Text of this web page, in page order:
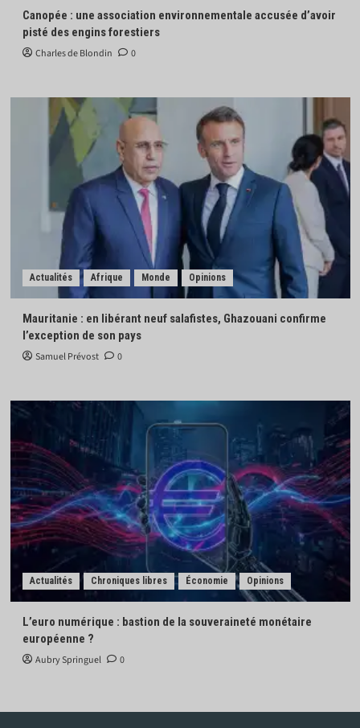
Canopée : une association environnementale accusée d’avoir
pisté des engins forestiers
Charles de Blondin 0
Actualités Afrique Monde Opinions
Mauritanie : en libérant neuf salafistes, Ghazouani confirme
l’exception de son pays
Samuel Prévost 0
Actualités Chroniques libres Économie Opinions
L’euro numérique : bastion de la souveraineté monétaire
européenne ?
Aubry Springuel 0